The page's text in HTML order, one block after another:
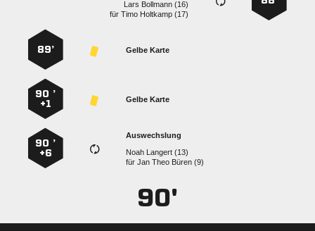
  
für  
Gelbe Karte
89’
Gelbe Karte
90 ’
+1
Auswechslung
  
für   
90 ’
+6
90'